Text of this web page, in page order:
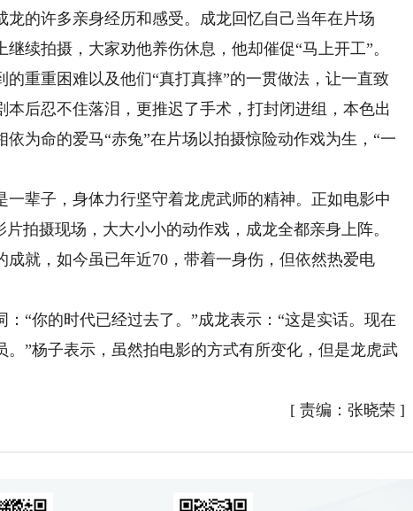
的许多亲身经历和感受。成龙回忆自己当年在片场
续拍摄，大家劝他养伤休息，他却催促“马上开工”。
重重困难以及他们“真打真摔”的一贯做法，让一直致
后忍不住落泪，更推迟了手术，打封闭进组，本色出
为命的爱马“赤兔”在片场以拍摄惊险动作戏为生，“一
辈子，身体力行坚守着龙虎武师的精神。正如电影中
拍摄现场，大大小小的动作戏，成龙全都亲身上阵。
就，如今虽已年近70，带着一身伤，但依然热爱电
你的时代已经过去了。”成龙表示：“这是实话。现在
”杨子表示，虽然拍电影的方式有所变化，但是龙虎武
[ 责编：张晓荣]